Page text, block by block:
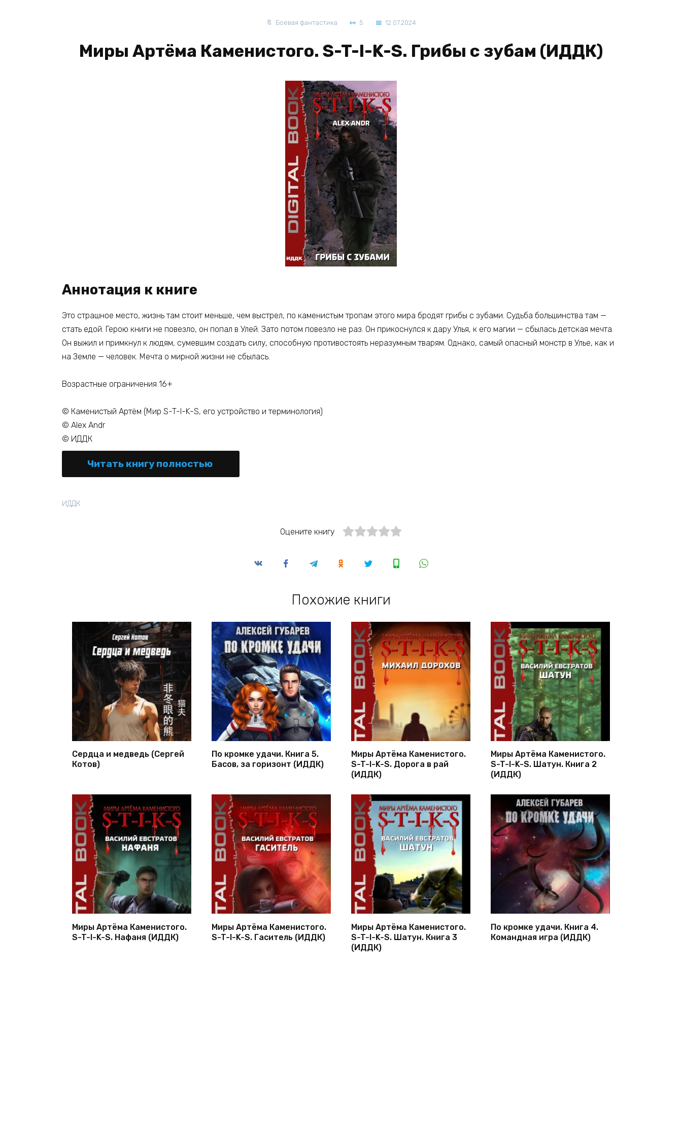
Боевая фантастика 5 12.07.2024
Миры Артёма Каменистого. S-T-I-K-S. Грибы с зубам (ИДДК)
Аннотация к книге
Это страшное место, жизнь там стоит меньше, чем выстрел, по каменистым тропам этого мира бродят грибы с зубами. Судьба большинства там —
стать едой. Герою книги не повезло, он попал в Улей. Зато потом повезло не раз. Он прикоснулся к дару Улья, к его магии — сбылась детская мечта.
Он выжил и примкнул к людям, сумевшим создать силу, способную противостоять неразумным тварям. Однако, самый опасный монстр в Улье, как и
на Земле — человек. Мечта о мирной жизни не сбылась.
Возрастные ограничения 16+
© Каменистый Артём (Мир S-T-I-K-S, его устройство и терминология)
© Alex Andr
© ИДДК
Читать книгу полностью
ИДДК
Оцените книгу
Похожие книги
Сердца и медведь (Сергей
Котов)
По кромке удачи. Книга 5.
Басов, за горизонт (ИДДК)
Миры Артёма Каменистого.
S-T-I-K-S. Дорога в рай
(ИДДК)
Миры Артёма Каменистого.
S-T-I-K-S. Шатун. Книга 2
(ИДДК)
Миры Артёма Каменистого.
S-T-I-K-S. Нафаня (ИДДК)
Миры Артёма Каменистого.
S-T-I-K-S. Гаситель (ИДДК)
Миры Артёма Каменистого.
S-T-I-K-S. Шатун. Книга 3
(ИДДК)
По кромке удачи. Книга 4.
Командная игра (ИДДК)